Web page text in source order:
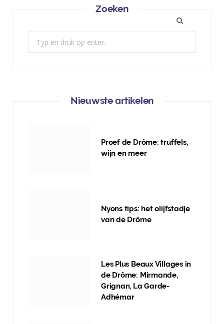
Zoeken
Nieuwste artikelen
Proef de Drôme: truffels,
wijn en meer
Nyons tips: het olijfstadje
van de Drôme
Les Plus Beaux Villages in
de Drôme: Mirmande,
Grignan, La Garde-
Adhémar